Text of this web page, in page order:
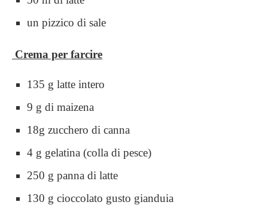
un pizzico di sale
Crema per farcire
135 g latte intero
9 g di maizena
18g zucchero di canna
4 g gelatina (colla di pesce)
250 g panna di latte
130 g cioccolato gusto gianduia